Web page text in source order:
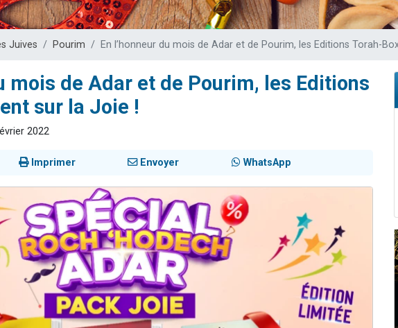
Juives Pourim En l’honneur du mois de Adar et de Pourim, les Editions Torah-
mois de Adar et de Pourim, les Editions
sur la Joie !
2022
Imprimer Envoyer WhatsApp